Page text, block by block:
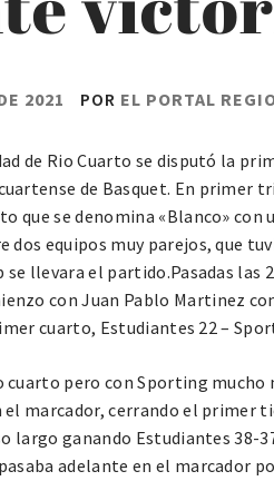
2021 POR EL PORTAL
de Rio Cuarto se disputó la
de Basquet. En primer
que se denomina «Blanco» con
dos equipos muy parejos, que
llevara el partido.Pasadas las
con Juan Pablo Martinez
cuarto, Estudiantes 22 –
cuarto pero con Sporting
marcador, cerrando el primer
largo ganando Estudiantes 38-
adelante en el marcador